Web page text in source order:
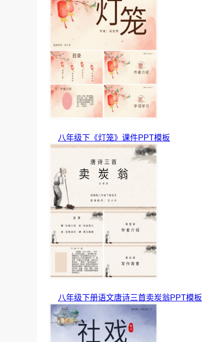
八年级下《灯笼》课件PPT模板
八年级下册语文唐诗三首卖炭翁PPT模板